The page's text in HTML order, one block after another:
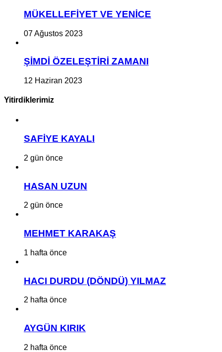
MÜKELLEFİYET VE YENİCE
07 Ağustos 2023
ŞİMDİ ÖZELEŞTİRİ ZAMANI
12 Haziran 2023
Yitirdiklerimiz
SAFİYE KAYALI
2 gün önce
HASAN UZUN
2 gün önce
MEHMET KARAKAŞ
1 hafta önce
HACI DURDU (DÖNDÜ) YILMAZ
2 hafta önce
AYGÜN KIRIK
2 hafta önce